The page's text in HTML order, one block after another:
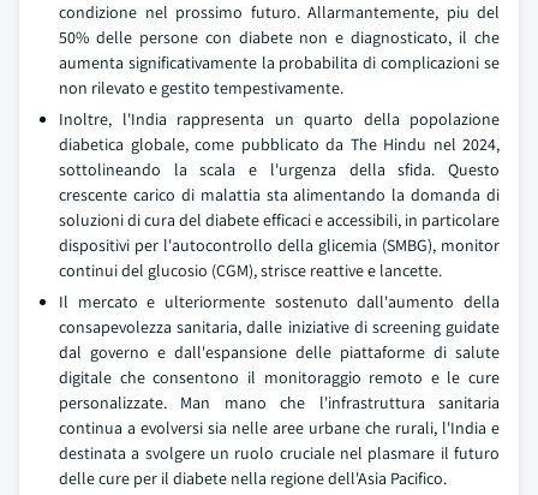
condizione nel prossimo futuro. Allarmantemente, piu del
50% delle persone con diabete non e diagnosticato, il che
aumenta significativamente la probabilita di complicazioni se
non rilevato e gestito tempestivamente.
Inoltre, l'India rappresenta un quarto della popolazione
diabetica globale, come pubblicato da The Hindu nel 2024,
sottolineando la scala e l'urgenza della sfida. Questo
crescente carico di malattia sta alimentando la domanda di
soluzioni di cura del diabete efficaci e accessibili, in particolare
dispositivi per l'autocontrollo della glicemia (SMBG), monitor
continui del glucosio (CGM), strisce reattive e lancette.
Il mercato e ulteriormente sostenuto dall'aumento della
consapevolezza sanitaria, dalle iniziative di screening guidate
dal governo e dall'espansione delle piattaforme di salute
digitale che consentono il monitoraggio remoto e le cure
personalizzate. Man mano che l'infrastruttura sanitaria
continua a evolversi sia nelle aree urbane che rurali, l'India e
destinata a svolgere un ruolo cruciale nel plasmare il futuro
delle cure per il diabete nella regione dell'Asia Pacifico.